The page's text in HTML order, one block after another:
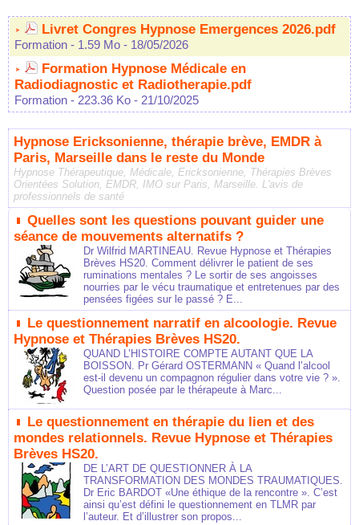
Livret Congres Hypnose Emergences 2026.pdf
Formation - 1.59 Mo - 18/05/2026
Formation Hypnose Médicale en
Radiodiagnostic et Radiotherapie.pdf
Formation - 223.36 Ko - 21/10/2025
Hypnose Ericksonienne, thérapie brève, EMDR à
Paris, Marseille dans le reste du Monde
Hypnose Thérapeutique, Médicale, Ericksonienne, Thérapies Brèves
Orientées Solution, EMDR, IMO sur Paris, Marseille. L'avis de
professionnels de santé
Quelles sont les questions pouvant guider une
séance de mouvements alternatifs ?
Dr Wilfrid MARTINEAU. Revue Hypnose et Thérapies
Brèves HS20. Comment délivrer le patient de ses
ruminations mentales ? Le sortir de ses angoisses
nourries par le vécu traumatique et entretenues par des
pensées figées sur le passé ? E...
Le questionnement narratif en alcoologie. Revue
Hypnose et Thérapies Brèves HS20.
QUAND L’HISTOIRE COMPTE AUTANT QUE LA
BOISSON. Pr Gérard OSTERMANN « Quand l’alcool
est-il devenu un compagnon régulier dans votre vie ? ».
Question posée par le thérapeute à Marc...
Le questionnement en thérapie du lien et des
mondes relationnels. Revue Hypnose et Thérapies
Brèves HS20.
DE L’ART DE QUESTIONNER À LA
TRANSFORMATION DES MONDES TRAUMATIQUES.
Dr Eric BARDOT «Une éthique de la rencontre ». C’est
ainsi qu’est défini le questionnement en TLMR par
l’auteur. Et d’illustrer son propos...